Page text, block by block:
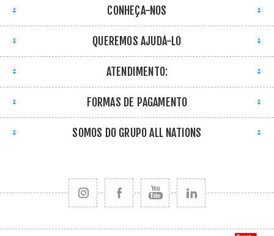
CONHEÇA-NOS
QUEREMOS AJUDÁ-LO
ATENDIMENTO:
FORMAS DE PAGAMENTO
SOMOS DO GRUPO ALL NATIONS